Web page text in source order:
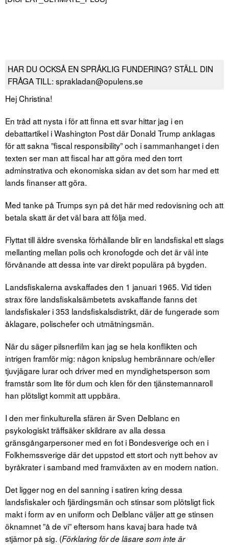
HAR DU OCKSÅ EN SPRÅKLIG FUNDERING? STÄLL DIN
FRÅGA TILL: sprakladan@opulens.se
Hej Christina!
En tråd att nysta i för att finna ett svar hittar jag i en
debattartikel i Washington Post där Donald Trump anklagas
för att sakna ”fiscal responsibility” och i sammanhanget i den
texten ser man att fiscal har att göra med den torrt
adminstrativa och ekonomiska sidan av det som har med ett
lands finanser att göra.
Med tanke på Trumps syn på det här med redovisning och att
betala skatt är det väl bara att följa med.
Flyttat till äldre svenska förhållande blir en landsfiskal ett slags
mellanting mellan polis och kronofogde och det är väl inte
förvånande att dessa inte var direkt populära på bygden.
Landsfiskalerna avskaffades den 1 januari 1965. Vid tiden
strax före landsfiskalsämbetets avskaffande fanns det
landsfiskaler i 353 landsfiskalsdistrikt, där de fungerade som
åklagare, polischefer och utmätningsmän.
När du säger pilsnerfilm kan jag se hela konflikten och
intrigen framför mig: någon knipslug hembrännare och/eller
tjuvjägare lurar och driver med en myndighetsperson som
framstår som lite för dum och klen för den tjänstemannaroll
han plötsligt kommit att uppbära.
I den mer finkulturella sfären är Sven Delblanc en
psykologiskt träffsäker skildrare av alla dessa
gränsgångarpersoner med en fot i Bondesverige och en i
Folkhemssverige där det uppstod ett stort och nytt behov av
byråkrater i samband med framväxten av en modern nation.
Det ligger nog en del sanning i satiren kring dessa
landsfiskaler och fjärdingsmän och stinsar som plötsligt fick
makt i form av en uniform och Delblanc väljer att ge stinsen
öknamnet ”å de vi” eftersom hans kavaj bara hade två
stjärnor på sig. (Förklaring för de läsare som inte är